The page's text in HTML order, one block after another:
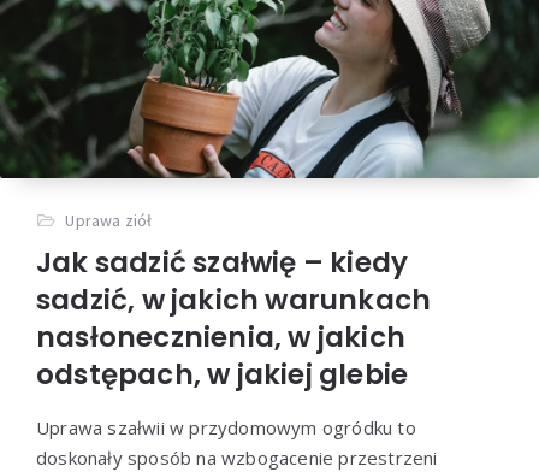
Uprawa ziół
Jak sadzić szałwię – kiedy
sadzić, w jakich warunkach
nasłonecznienia, w jakich
odstępach, w jakiej glebie
Uprawa szałwii w przydomowym ogródku to
doskonały sposób na wzbogacenie przestrzeni